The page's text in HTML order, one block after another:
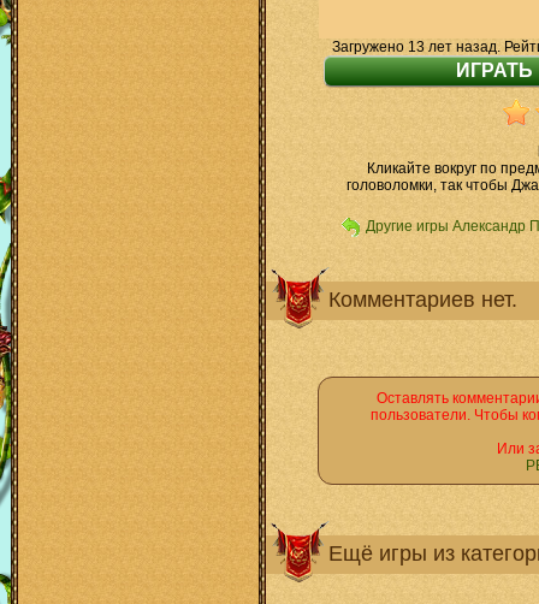
Загружено 13 лет назад.
Кликайте вокруг по
головоломки, так чтобы
Другие игры Александр
Комментариев нет.
Оставлять
пользователи. Чтобы
Или
Ещё игры из